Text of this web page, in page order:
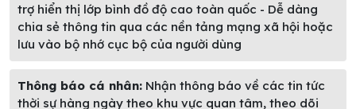
trợ hiển thị lớp bình đồ độ cao toàn quốc - Dễ dàng
chia sẻ thông tin qua các nền tảng mạng xã hội hoặc
lưu vào bộ nhớ cục bộ của người dùng
Thông báo cá nhân: Nhận thông báo về các tin tức
thời sự hàng ngày theo khu vực quan tâm, theo dõi